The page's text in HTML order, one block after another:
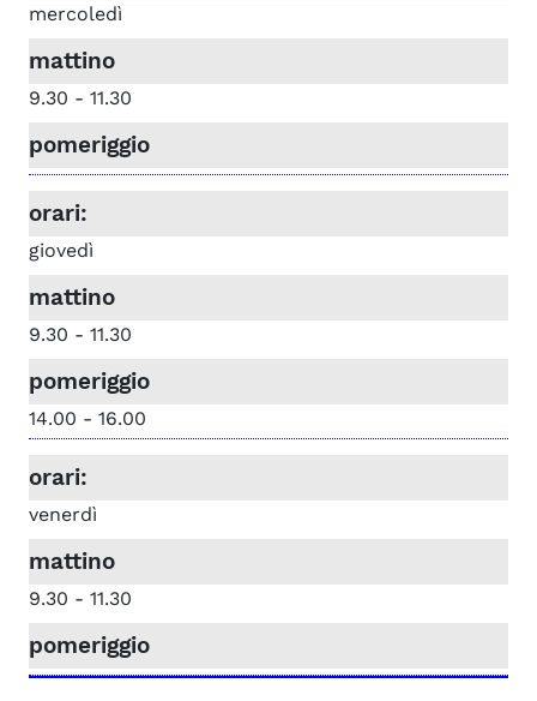
mercoledì
9.30 - 11.30
giovedì
9.30 - 11.30
14.00 - 16.00
venerdì
9.30 - 11.30